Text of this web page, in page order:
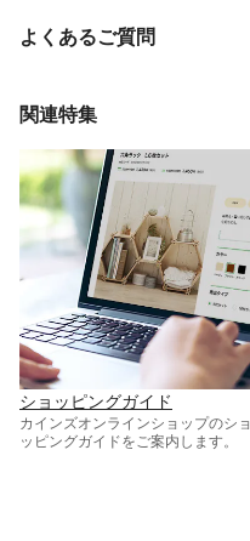
よくあるご質問
関連特集
ショッピングガイド
カインズオンラインショップのショ
ッピングガイドをご案内します。